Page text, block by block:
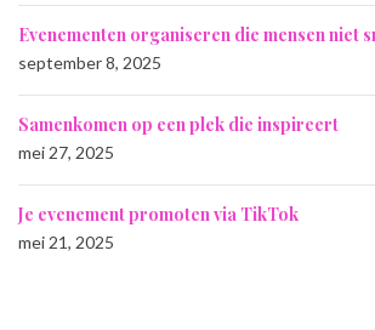
Evenementen organiseren die mensen niet
september 8, 2025
Samenkomen op een plek die inspireert
mei 27, 2025
Je evenement promoten via TikTok
mei 21, 2025